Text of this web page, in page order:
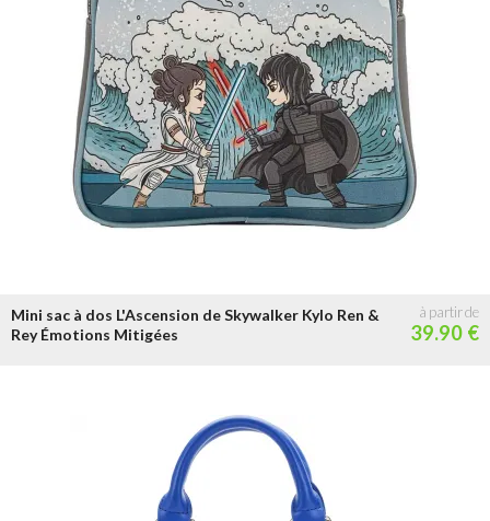
Mini sac à dos L'Ascension de Skywalker Kylo Ren &
Rey Émotions Mitigées
39.90 €